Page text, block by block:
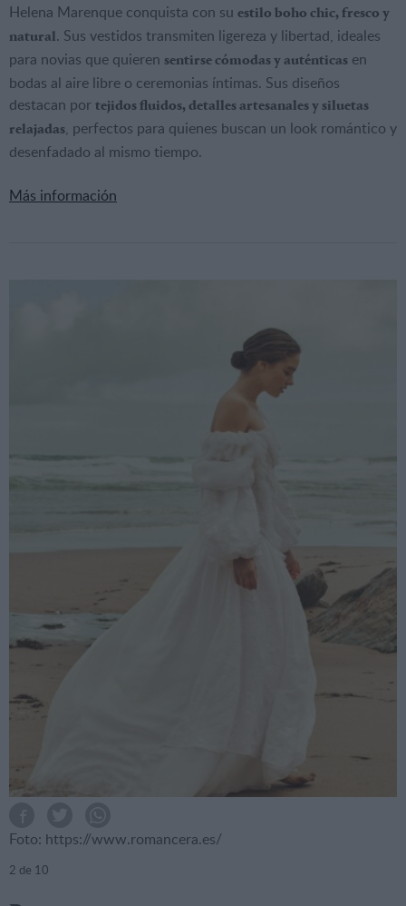
Helena Marenque conquista con su estilo boho chic, fresco y
natural . Sus vestidos transmiten ligereza y libertad, ideales
para novias que quieren sentirse cómodas y auténticas en
bodas al aire libre o ceremonias íntimas. Sus diseños
destacan por tejidos fluidos, detalles artesanales y siluetas
relajadas, perfectos para quienes buscan un look romántico y
desenfadado al mismo tiempo.
Más información
Foto: https://www.romancera.es/
2 de 10